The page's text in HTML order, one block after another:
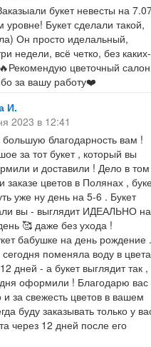
букет невесты на
Букет сделали такой,
Он просто иделальный,
недели, всё четко, без каких-
цветочный салон
за вашу работу❤️
И.
2023 в 12:41
большую благодарность вам !
за тот букет , который вы
и доставили ! Дело в
заказе цветов в Полянах ,
уже ну день на 5-6 . Букет
вы - выглядит ИДЕАЛЬНО на
🥰 даже без ухода !
бабушке на день рождение .
поменяла воду в
дней - а букет выглядит так ,
оформили ! Благодарю вас
и за свежесть цветов в вашем
буду заказывать только у
через 12 дней после его